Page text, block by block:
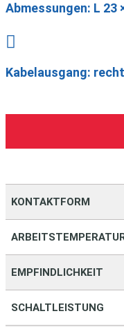
Abmessungen: L 23

Kabelausgang:
KONTAKTFORM
EMPFINDLICHKEIT
SCHALTLEISTUNG